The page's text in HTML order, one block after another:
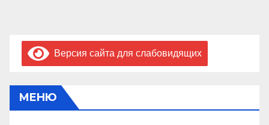
Версия сайта для слабовидящих
МЕНЮ